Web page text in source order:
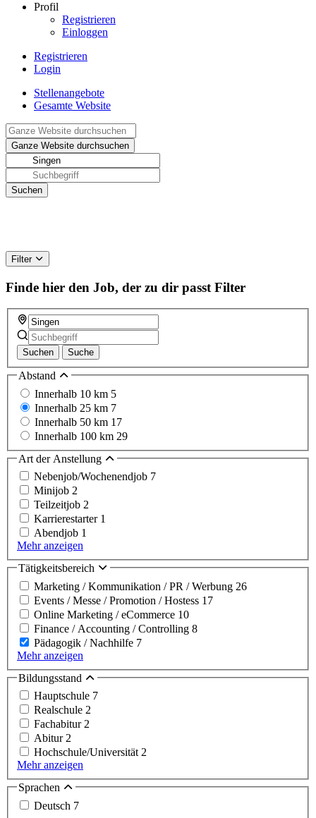
Profil
Registrieren
Einloggen
Registrieren
Login
Stellenangebote
Gesamte Website
Filter
Finde hier den Job, der zu dir passt Filter
Suchen Suche
Abstand
Innerhalb 10 km 5
Innerhalb 25 km 7
Innerhalb 50 km 17
Innerhalb 100 km 29
Art der Anstellung
Nebenjob/Wochenendjob 7
Minijob 2
Teilzeitjob 2
Karrierestarter 1
Abendjob 1
Mehr anzeigen
Tätigkeitsbereich
Marketing / Kommunikation / PR / Werbung 26
Events / Messe / Promotion / Hostess 17
Online Marketing / eCommerce 10
Finance / Accounting / Controlling 8
Pädagogik / Nachhilfe 7
Mehr anzeigen
Bildungsstand
Hauptschule 7
Realschule 2
Fachabitur2
Abitur2
Hochschule/Universität2
Mehr anzeigen
Sprachen
Deutsch 7